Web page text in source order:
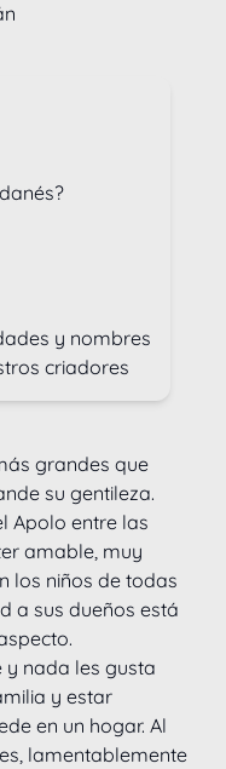
y nombres
criadores
grandes que
su gentileza.
Apolo entre las
amable, muy
los niños de todas
a sus dueños está
y nada les gusta
y estar
en un hogar. Al
lamentablemente